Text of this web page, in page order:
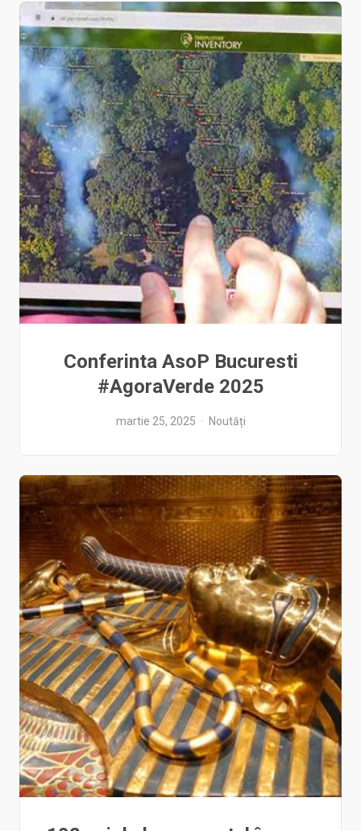
Conferinta AsoP Bucuresti
#AgoraVerde 2025
martie 25, 2025 Noutăți